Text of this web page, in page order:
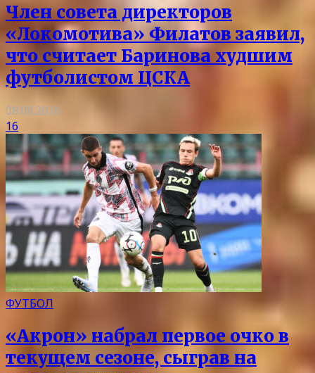
Член совета директоров
«Локомотива» Филатов заявил,
что считает Баринова худшим
футболистом ЦСКА
08.08.2026
16
ФУТБОЛ
«Акрон» набрал первое очко в
текущем сезоне, сыграв на